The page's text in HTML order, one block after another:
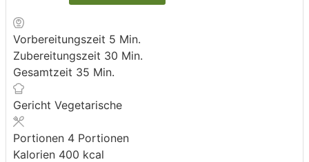
Vorbereitungszeit 5 Minuten
Min.
Zubereitungszeit 30 Minuten
Min.
Gesamtzeit 35 Minuten
Min.
Gericht Vegetarische
Portionen 4 Portionen
Kalorien 400 kcal